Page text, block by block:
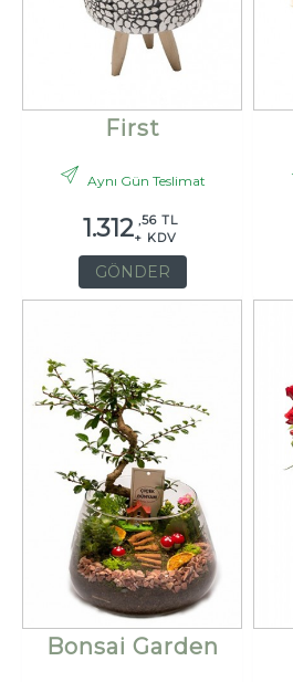
First
Aynı Gün Teslimat
1.312 ,56 TL
+ KDV
GÖNDER
Bonsai Garden